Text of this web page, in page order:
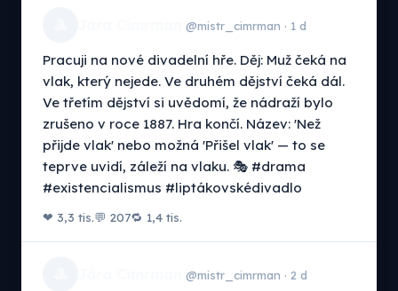
@mistr_cimrman · 1 d
Pracuji na nové divadelní hře. Děj: Muž čeká na
vlak, který nejede. Ve druhém dějství čeká dál.
Ve třetím dějství si uvědomí, že nádraží bylo
zrušeno v roce 1887. Hra končí. Název: 'Než
přijde vlak' nebo možná 'Přišel vlak' — to se
teprve uvidí, záleží na vlaku. 🎭 #drama
#existencialismus #liptákovskédivadlo
❤ 3,3 tis.💬 207🔁 1,4 tis.
@mistr_cimrman · 2 d